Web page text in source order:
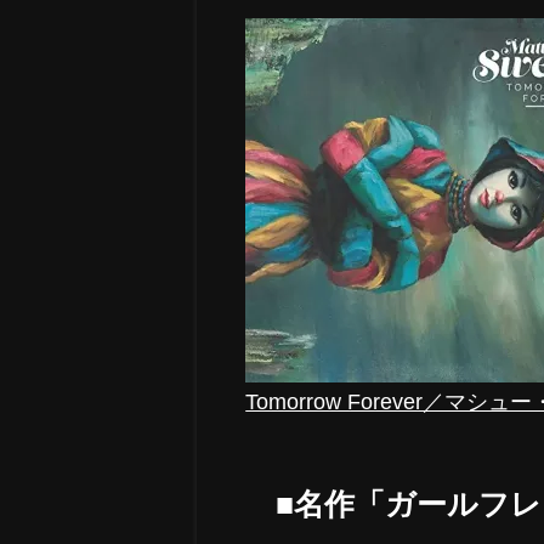
Tomorrow Forever／マシュー
■名作「ガールフ